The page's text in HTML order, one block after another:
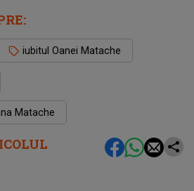
iubitul Oanei Matache
Matache